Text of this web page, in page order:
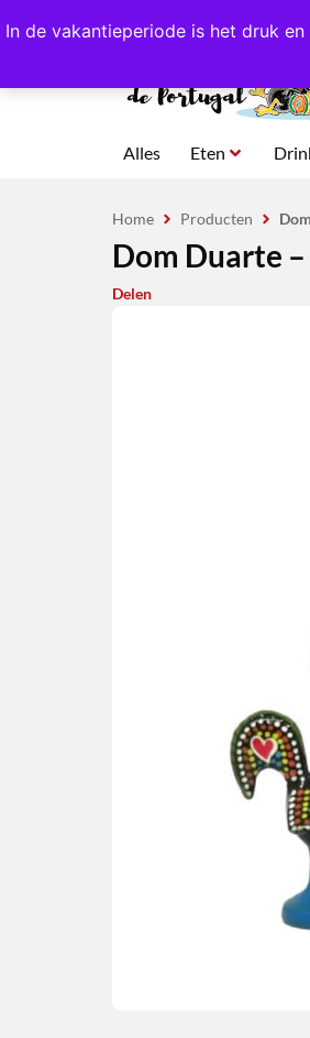
In de vakantieperiode is het druk
4,8/5,0 sterren
Alles Eten
Home Producten
Dom Duarte
Delen